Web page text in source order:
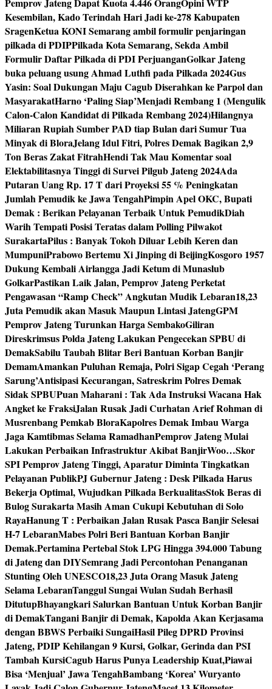
Kesembilan, Kado Terindah Hari Jadi ke-278 Kabupaten
SragenKetua KONI Semarang ambil formulir penjaringan
pilkada di PDIPPilkada Kota Semarang, Sekda Ambil
Formulir Daftar Pilkada di PDI PerjuanganGolkar Jateng
buka peluang usung Ahmad Luthfi pada Pilkada 2024Gus
Yasin: Soal Dukungan Maju Cagub Diserahkan ke Parpol dan
MasyarakatHarno ‘Paling Siap’Menjadi Rembang 1 (Mengulik
Calon-Calon Kandidat di Pilkada Rembang 2024)Hilangnya
Miliaran Rupiah Sumber PAD tiap Bulan dari Sumur Tua
Minyak di BloraJelang Idul Fitri, Polres Demak Bagikan 2,9
Ton Beras Zakat FitrahHendi Tak Mau Komentar soal
Elektabilitasnya Tinggi di Survei Pilgub Jateng 2024Ada
Putaran Uang Rp. 17 T dari Proyeksi 55 % Peningkatan
Jumlah Pemudik ke Jawa TengahPimpin Apel OKC, Bupati
Demak : Berikan Pelayanan Terbaik Untuk PemudikDiah
Warih Tempati Posisi Teratas dalam Polling Pilwakot
SurakartaPilus : Banyak Tokoh Diluar Lebih Keren dan
MumpuniPrabowo Bertemu Xi Jinping di BeijingKosgoro 1957
Dukung Kembali Airlangga Jadi Ketum di Munaslub
GolkarPastikan Laik Jalan, Pemprov Jateng Perketat
Pengawasan “Ramp Check” Angkutan Mudik Lebaran18,23
Juta Pemudik akan Masuk Maupun Lintasi JatengGPM
Pemprov Jateng Turunkan Harga SembakoGiliran
Direskrimsus Polda Jateng Lakukan Pengecekan SPBU di
DemakSabilu Taubah Blitar Beri Bantuan Korban Banjir
DemamAmankan Puluhan Remaja, Polri Sigap Cegah ‘Perang
Sarung’Antisipasi Kecurangan, Satreskrim Polres Demak
Sidak SPBUPuan Maharani : Tak Ada Instruksi Wacana Hak
Angket ke FraksiJalan Rusak Jadi Curhatan Arief Rohman di
Musrenbang Pemkab BloraKapolres Demak Imbau Warga
Jaga Kamtibmas Selama RamadhanPemprov Jateng Mulai
Lakukan Perbaikan Infrastruktur Akibat BanjirWoo…Skor
SPI Pemprov Jateng Tinggi, Aparatur Diminta Tingkatkan
Pelayanan PublikPJ Gubernur Jateng : Desk Pilkada Harus
Bekerja Optimal, Wujudkan Pilkada BerkualitasStok Beras di
Bulog Surakarta Masih Aman Cukupi Kebutuhan di Solo
RayaHanung T : Perbaikan Jalan Rusak Pasca Banjir Selesai
H-7 LebaranMabes Polri Beri Bantuan Korban Banjir
Demak.Pertamina Pertebal Stok LPG Hingga 394.000 Tabung
di Jateng dan DIYSemrang Jadi Percontohan Penanganan
Stunting Oleh UNESCO18,23 Juta Orang Masuk Jateng
Selama LebaranTanggul Sungai Wulan Sudah Berhasil
DitutupBhayangkari Salurkan Bantuan Untuk Korban Banjir
di DemakTangani Banjir di Demak, Kapolda Akan Kerjasama
dengan BBWS Perbaiki SungaiHasil Pileg DPRD Provinsi
Jateng, PDIP Kehilangan 9 Kursi, Golkar, Gerinda dan PSI
Tambah KursiCagub Harus Punya Leadership Kuat,Piawai
Bisa ‘Menjual’ Jawa TengahBambang ‘Korea’ Wuryanto